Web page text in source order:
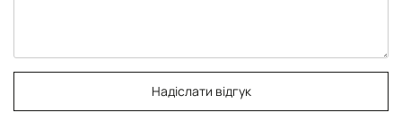
Надіслати відгук